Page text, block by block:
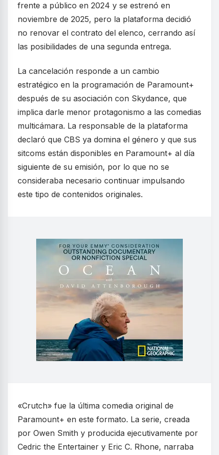
frente a público en 2024 y se estrenó en
noviembre de 2025, pero la plataforma decidió
no renovar el contrato del elenco, cerrando así
las posibilidades de una segunda entrega.
La cancelación responde a un cambio
estratégico en la programación de Paramount+
después de su asociación con Skydance, que
implica darle menor protagonismo a las comedias
multicámara. La responsable de la plataforma
declaró que CBS ya domina el género y que sus
sitcoms están disponibles en Paramount+ al día
siguiente de su emisión, por lo que no se
consideraba necesario continuar impulsando
este tipo de contenidos originales.
«Crutch» fue la última comedia original de
Paramount+ en este formato. La serie, creada
por Owen Smith y producida ejecutivamente por
Cedric the Entertainer y Eric C. Rhone, narraba